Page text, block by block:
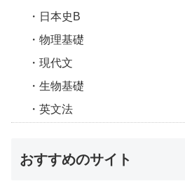
日本史B
物理基礎
現代文
生物基礎
英文法
おすすめのサイト